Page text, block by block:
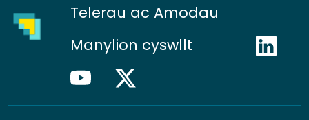
Telerau ac Amodau
Manylion cyswllt